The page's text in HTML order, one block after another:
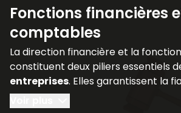
le sous-menu Vos besoins
Fonctions financières
comptables
La direction financière et la
constituent deux piliers essentiels
entreprises. Elles garantissent la
l’information financière, assurent la